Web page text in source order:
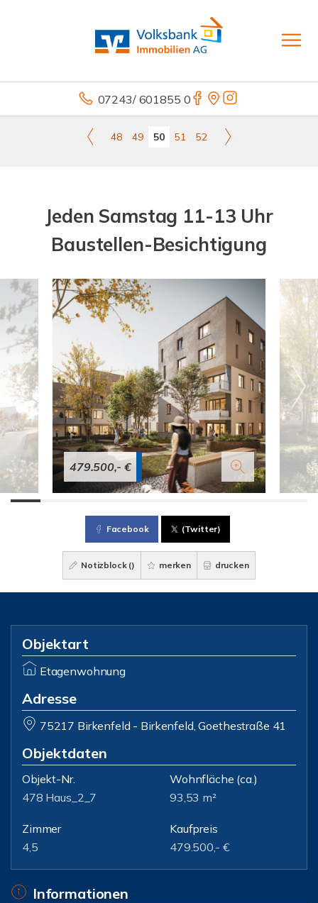
07243/ 601855 0
48 49 50 51 52
Jeden Samstag 11-13 Uhr
Baustellen-Besichtigung
479.500,- €
Facebook (Twitter)
Notizblock () merken drucken
Objektart
Etagenwohnung
Adresse
75217 Birkenfeld - Birkenfeld, Goethestraße 41
Objektdaten
Objekt-Nr.
478 Haus_2_7
Wohnfläche (ca.)
93,53 m²
Zimmer
4,5
Kaufpreis
479.500,- €
Informationen